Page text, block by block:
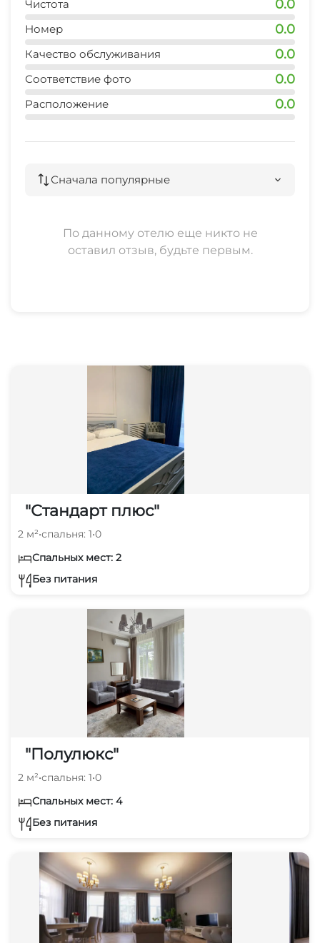
Конференц-зал
Зеленый двор
Семейные номера
Чистота 0.0
Номер 0.0
Качество обслуживания 0.0
Соответствие фото 0.0
Расположение 0.0
Сначала популярные
По данному отелю еще никто не
оставил отзыв, будьте первым.
"Стандарт плюс"
2 м²•спальня: 1•0
Спальных мест: 2
Без питания
"Полулюкс"
2 м²•спальня: 1•0
Спальных мест: 4
Без питания